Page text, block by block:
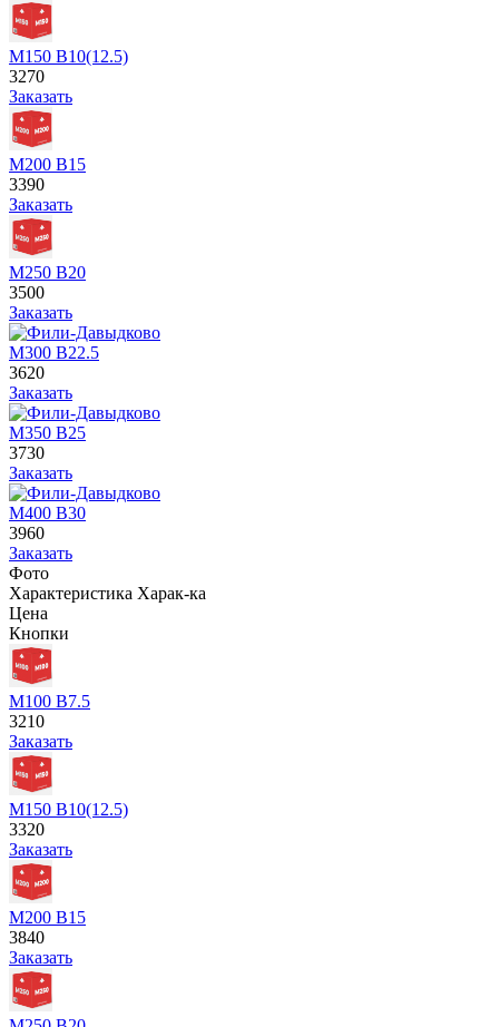
М150 В10(12.5)
3270
Заказать
М200 В15
3390
Заказать
М250 В20
3500
Заказать
М300 В22.5
3620
Заказать
М350 В25
3730
Заказать
М400 В30
3960
Заказать
Фото
Характеристика Харак-ка
Цена
Кнопки
М100 В7.5
3210
Заказать
М150 В10(12.5)
3320
Заказать
М200 В15
3840
Заказать